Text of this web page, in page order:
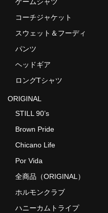
コーチジャケット
スウェット＆フーディ
パンツ
ヘッドギア
ロングTシャツ
ORIGINAL
STILL 90’s
Brown Pride
Chicano Life
Por Vida
全商品（ORIGINAL）
ホルモンクラブ
ハニーカムトライプ